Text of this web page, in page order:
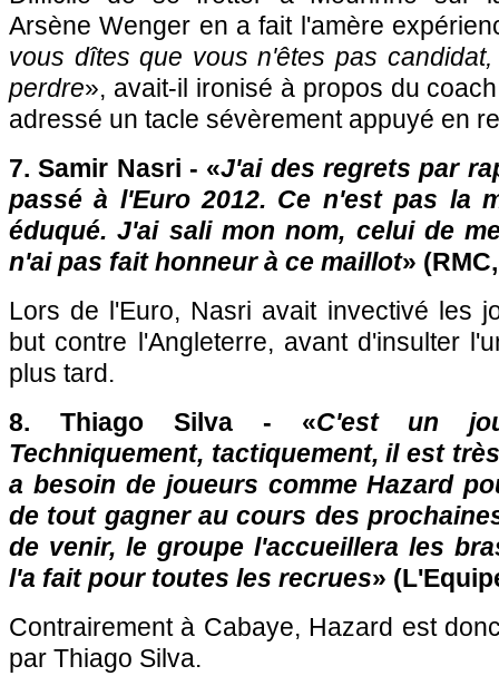
Arsène Wenger en a fait l'amère
vous dîtes que vous n'êtes pas
perdre», avait-il ironisé à propos du
adressé un tacle sévèrement appuyé en
7. Samir Nasri - «J'ai des regrets par
passé à l'Euro 2012. Ce n'est pas la
éduqué. J'ai sali mon nom, celui de
n'ai pas fait honneur à ce maillot»
Lors de l'Euro, Nasri avait invectivé les
but contre l'Angleterre, avant d'insulter
plus tard.
8. Thiago Silva - «C'est un
Techniquement, tactiquement, il est
a besoin de joueurs comme Hazard
de tout gagner au cours des
de venir, le groupe l'accueillera les
l'a fait pour toutes les recrues»
Contrairement à Cabaye, Hazard est
par Thiago Silva.